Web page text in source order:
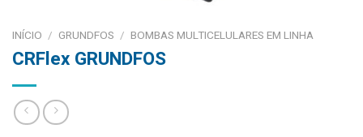
INÍCIO / GRUNDFOS / BOMBAS MULTICELULARES EM LINHA
CRFlex GRUNDFOS